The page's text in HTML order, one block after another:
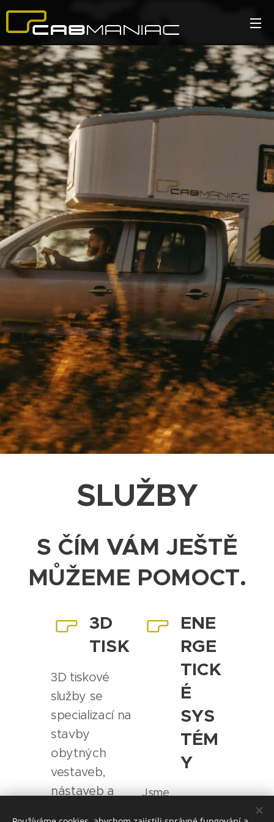
SLUŽBY
S ČÍM VÁM JEŠTĚ
MŮŽEME POMOCT.
3D
TISK
3D tiskové
služby se
specializací na
stavby
obytných
vestaveb,
nástaveb a
ENE
RGE
TICK
É
SYS
TÉM
Y
Jsme